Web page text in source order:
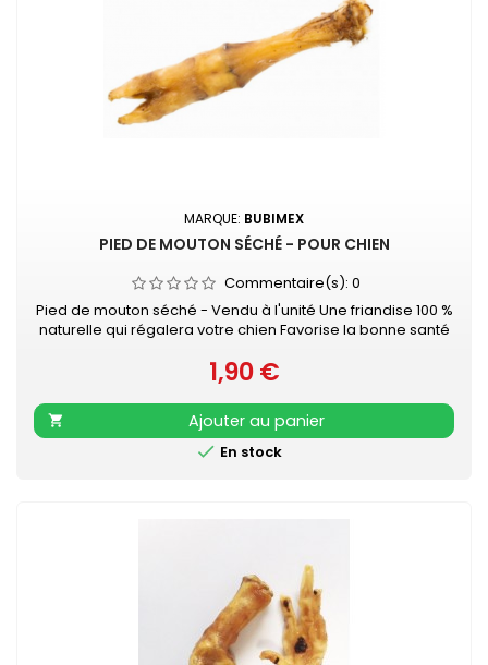
MARQUE: BUBIMEX
PIED DE MOUTON SÉCHÉ - POUR CHIEN
Commentaire(s): 0
Pied de mouton séché - Vendu à l'unité Une friandise 100 %
naturelle qui régalera votre chien Favorise la bonne santé
de mastication...
Prix
1,90 €

Ajouter au panier
 En stock